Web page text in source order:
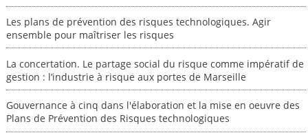
Les plans de prévention des risques technologiques. Agir
ensemble pour maîtriser les risques
La concertation. Le partage social du risque comme impératif de
gestion : l’industrie à risque aux portes de Marseille
Gouvernance à cinq dans l'élaboration et la mise en oeuvre des
Plans de Prévention des Risques technologiques